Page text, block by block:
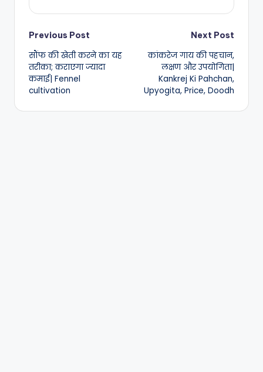
Post
navigation
Previous Post
सौंफ की खेती करने का यह
तरीका; कराएगा ज्यादा
कमाई| Fennel
cultivation
Next Post
कांकरेज गाय की पहचान,
लक्षण और उपयोगिता|
Kankrej Ki Pahchan,
Upyogita, Price, Doodh